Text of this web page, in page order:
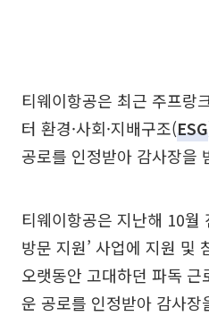
티웨이항공은 최근 주프랑
터 환경·사회·지배구조(ESG
공로를 인정받아 감사장을
티웨이항공은 지난해 10월
방문 지원’ 사업에 지원 및
오랫동안 고대하던 파독
운 공로를 인정받아 감사장